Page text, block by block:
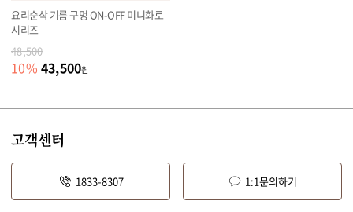
요리순삭 기름 구멍 ON-OFF 미니화로
시리즈
48,500
10% 43,500원
고객센터
1833-8307 1:1문의하기